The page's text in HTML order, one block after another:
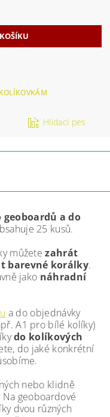
Hlídací pes
a do
25 kusů.
můžete zahrát
barevné korálky.
jako náhradní
a do objednávky
A1 pro bílé kolíky)
do kolíkových
do jaké konkrétní
nebo klidně
Na geoboardové
dvou různých